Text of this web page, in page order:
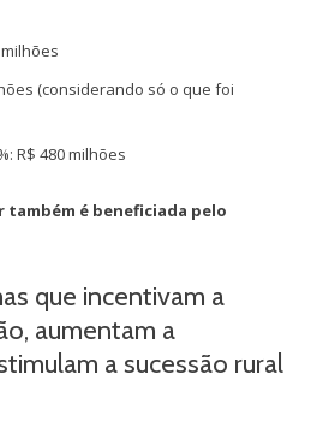
(considerando só o que foi
R$ 480 milhões
é beneficiada pelo
que incentivam a
aumentam a
a sucessão rural